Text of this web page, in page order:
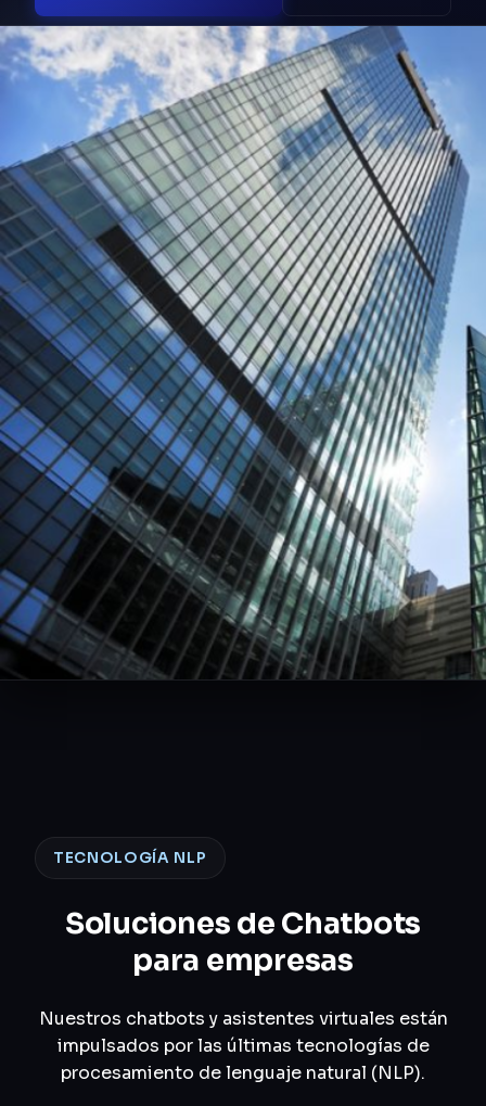
TECNOLOGÍA NLP
Soluciones de Chatbots
para empresas
Nuestros chatbots y asistentes virtuales están
impulsados por las últimas tecnologías de
procesamiento de lenguaje natural (NLP).